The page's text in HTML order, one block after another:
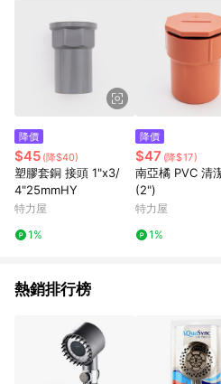
降價
$45 (降$40)
塑膠套銅 接頭 1"x3/
4"25mmHY
特力屋
1%
降價
$47 (降$17)
南亞橘 PVC 清
(2")
特力屋
1%
熱銷排行榜